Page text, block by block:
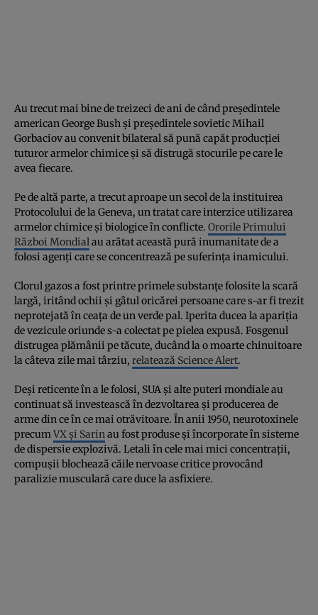
Au trecut mai bine de treizeci de ani de când președintele
american George Bush și președintele sovietic Mihail
Gorbaciov au convenit bilateral să pună capăt producției
tuturor armelor chimice și să distrugă stocurile pe care le
avea fiecare.
Pe de altă parte, a trecut aproape un secol de la instituirea
Protocolului de la Geneva, un tratat care interzice utilizarea
armelor chimice și biologice în conflicte. Ororile Primului
Război Mondialau arătat această pură inumanitate de a
folosi agenți care se concentrează pe suferința inamicului.
Clorul gazos a fost printre primele substanțe folosite la scară
largă, iritând ochii și gâtul oricărei persoane care s-ar fi trezit
neprotejată în ceața de un verde pal. Iperita ducea la apariția
de vezicule oriunde s-a colectat pe pielea expusă. Fosgenul
distrugea plămânii pe tăcute, ducând la o moarte chinuitoare
la câteva zile mai târziu, relatează Science Alert.
Deși reticente în a le folosi, SUA și alte puteri mondiale au
continuat să investească în dezvoltarea și producerea de
arme din ce în ce mai otrăvitoare. În anii 1950, neurotoxinele
precumVX și Sarinau fost produse și încorporate în sisteme
de dispersie explozivă. Letali în cele mai mici concentrații,
compușii blochează căile nervoase critice provocând
paralizie musculară care duce la asfixiere.